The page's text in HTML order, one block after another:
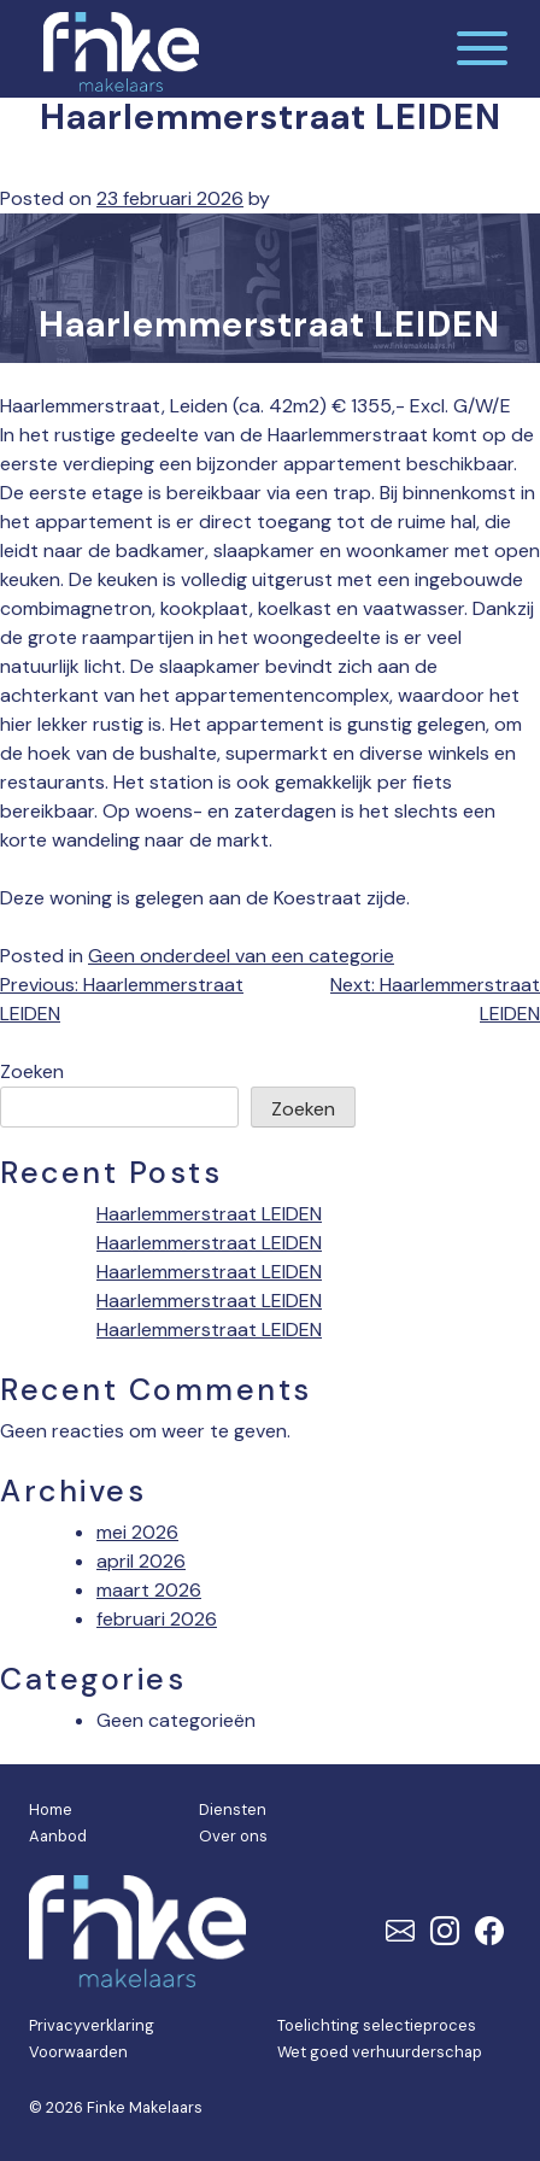
content
Finke makelaars
De makelaardij waar jij je thuis voelt
Haarlemmerstraat LEIDEN
Posted on 23 februari 2026 by
Haarlemmerstraat LEIDEN
Haarlemmerstraat, Leiden (ca. 42m2) € 1355,- Excl. G/W/E
In het rustige gedeelte van de Haarlemmerstraat komt op de
eerste verdieping een bijzonder appartement beschikbaar.
De eerste etage is bereikbaar via een trap. Bij binnenkomst in
het appartement is er direct toegang tot de ruime hal, die
leidt naar de badkamer, slaapkamer en woonkamer met open
keuken. De keuken is volledig uitgerust met een ingebouwde
combimagnetron, kookplaat, koelkast en vaatwasser. Dankzij
de grote raampartijen in het woongedeelte is er veel
natuurlijk licht. De slaapkamer bevindt zich aan de
achterkant van het appartementencomplex, waardoor het
hier lekker rustig is. Het appartement is gunstig gelegen, om
de hoek van de bushalte, supermarkt en diverse winkels en
restaurants. Het station is ook gemakkelijk per fiets
bereikbaar. Op woens- en zaterdagen is het slechts een
korte wandeling naar de markt.
Deze woning is gelegen aan de Koestraat zijde.
Posted in Geen onderdeel van een categorie
Bericht
navigatie
Previous: Haarlemmerstraat
LEIDEN
Next: Haarlemmerstraat
LEIDEN
Zoeken
Zoeken
Recent Posts
Haarlemmerstraat LEIDEN
Haarlemmerstraat LEIDEN
Haarlemmerstraat LEIDEN
Haarlemmerstraat LEIDEN
Haarlemmerstraat LEIDEN
Recent Comments
Geen reacties om weer te geven.
Archives
mei 2026
april 2026
maart 2026
februari 2026
Categories
Geen categorieën
© 2026 Finke Makelaars
Privacyverklaring
Voorwaarden
Toelichting selectieproces
Wet goed verhuurderschap
Home
Aanbod
Diensten
Over ons